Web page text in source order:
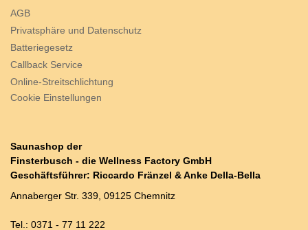
AGB
Privatsphäre und Datenschutz
Batteriegesetz
Callback Service
Online-Streitschlichtung
Cookie Einstellungen
Saunashop der
Finsterbusch - die Wellness Factory GmbH
Geschäftsführer: Riccardo Fränzel & Anke Della-Bella
Annaberger Str. 339, 09125 Chemnitz
Tel.: 0371 - 77 11 222